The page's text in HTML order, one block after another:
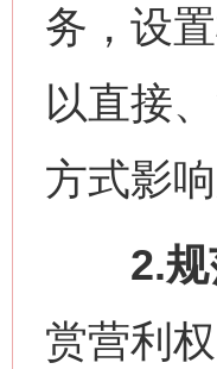
务，设
以直接
方式影
2.规范
赏营利